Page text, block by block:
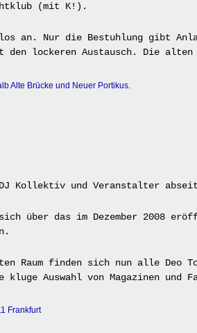
(mit K!).
an. Nur die Bestuhlung gibt
den lockeren Austausch. Die alten
Alte Brücke und Neuer Portikus.
Kollektiv und Veranstalter
sich über das im Dezember 2008
Raum finden sich nun alle Deo
Auswahl von Magazinen und
Frankfurt